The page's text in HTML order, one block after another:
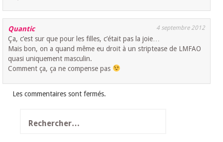
Quantic 4 septembre 2012
Ça, c’est sur que pour les filles, c’était pas la joie…
Mais bon, on a quand même eu droit à un striptease de LMFAO
quasi uniquement masculin.
Comment ça, ça ne compense pas
Les commentaires sont fermés.